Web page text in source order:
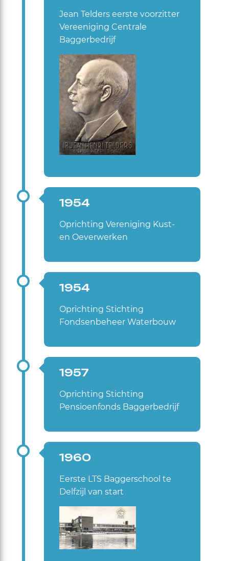
Jean Telders eerste voorzitter
Vereeniging Centrale
Baggerbedrijf
1954
Oprichting Vereniging Kust-
en Oeverwerken
1954
Oprichting Stichting
Fondsenbeheer Waterbouw
1957
Oprichting Stichting
Pensioenfonds Baggerbedrijf
1960
Eerste LTS Baggerschool te
Delfzijl van start